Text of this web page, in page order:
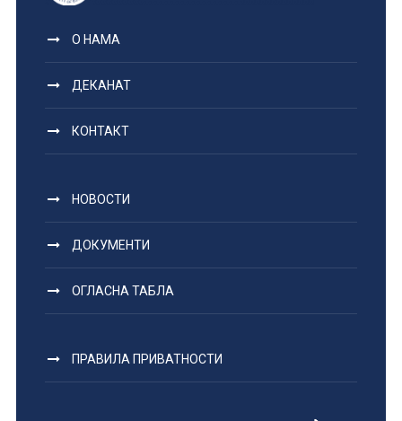
О НАМА
ДЕКАНАТ
КОНТАКТ
НОВОСТИ
ДОКУМЕНТИ
ОГЛАСНА ТАБЛА
ПРАВИЛА ПРИВАТНОСТИ